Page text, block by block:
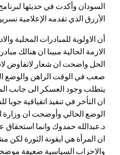
السودان وأكدت في حديثها
الأزرق الذي تقدمه الإعلامية
أن الاولوية للمبادرات المحلية
الازمة الحالية مبينا ان هنالك
الحل واضحت ان شعار لاتفاوض
صعب في الوقت الراهن والوضع
يتطلب وجود العسكر الى جانب
ان التأخر في تنفيذ اتفياقية جوبا
الوضع الحالي وأوضحت ان وزارة
د.عبدالله حمدوك وانما استحقاق
ان المرأة هي ايقونة الثورة لكن